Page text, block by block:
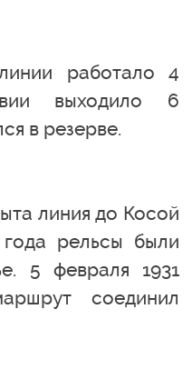
работало 4
выходило 6
в резерве.
линия до Косой
рельсы были
5 февраля 1931
соединил